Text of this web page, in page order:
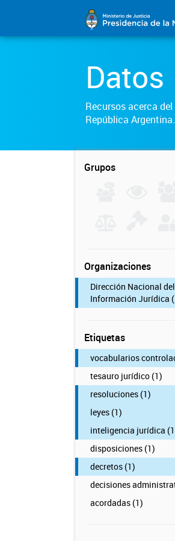
Datos
Recursos acerca
República Argentina.
Grupos
Organizaciones
Dirección Nacional
Información Jurídica
Etiquetas
vocabularios
tesauro jurídico (1)
resoluciones (1)
leyes (1)
inteligencia jurídica
disposiciones (1)
decretos (1)
decisiones
acordadas (1)